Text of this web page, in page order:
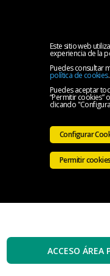
Este sitio web
experiencia de la
Puedes consultar
política de cookies.
Puedes aceptar
“Permitir cookies”
clicando
Configurar
Permitir cookies